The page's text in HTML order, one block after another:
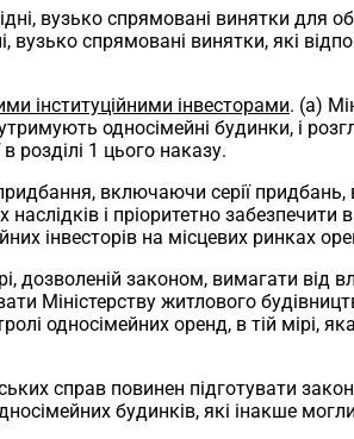
вузько спрямовані винятки для
спрямовані винятки, які
інституційними інвесторами. (a)
односімейні будинки, і
розділі 1 цього наказу.
включаючи серії
і пріоритетно
інвесторів на місцевих ринках
дозволеній законом, вимагати від
Міністерству житлового
односімейних оренд, в тій мірі,
справ повинен підготувати
будинків, які інакше